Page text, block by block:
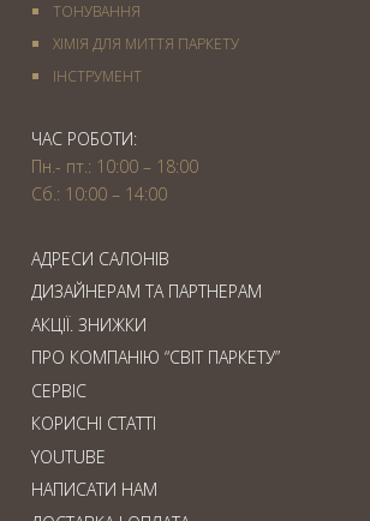
ТОНУВАННЯ
ХІМІЯ ДЛЯ МИТТЯ ПАРКЕТУ
IНСТРУМЕНТ
ЧАС РОБОТИ:
Пн.- пт.: 10:00 – 18:00
Сб.: 10:00 – 14:00
АДРЕСИ САЛОНІВ
ДИЗАЙНЕРАМ ТА ПАРТНЕРАМ
АКЦІЇ. ЗНИЖКИ
ПРО КОМПАНІЮ “СВІТ ПАРКЕТУ”
СЕРВІС
КОРИСНІ СТАТТІ
YOUTUBE
НАПИСАТИ НАМ